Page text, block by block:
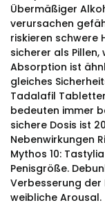
Übermäßiger
verursachen
riskieren schwere
sicherer als Pillen,
Absorption ist
gleiches
Tadalafil
bedeuten immer
sichere Dosis ist
Nebenwirkungen
Mythos 10:
Penisgröße.
Verbesserung
weibliche Arousal.